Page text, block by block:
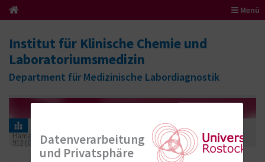
Menü
Institut für Klinische Chemie und
Laboratoriumsmedizin
Department für Medizinische Labordiagnostik
Ringversuchszertifikate
Hämatologie / Anämie
912 (Großes Blutbild incl. Differenzial Blutbild maschinell) 2021
Datenverarbeitung
und Privatsphäre